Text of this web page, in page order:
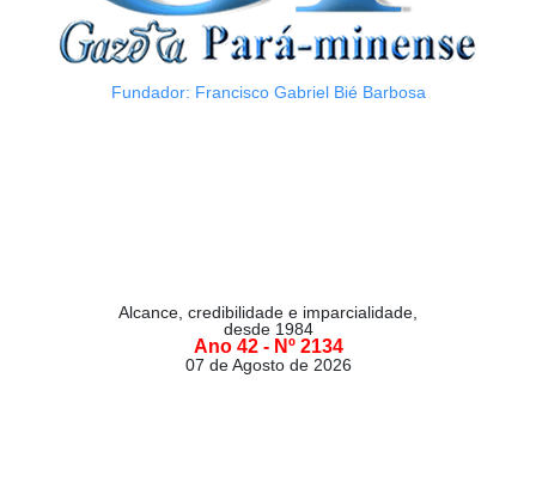
Fundador: Francisco Gabriel Bié Barbosa
Alcance, credibilidade e imparcialidade,
desde 1984
Ano 42 - Nº 2134
07 de Agosto de 2026